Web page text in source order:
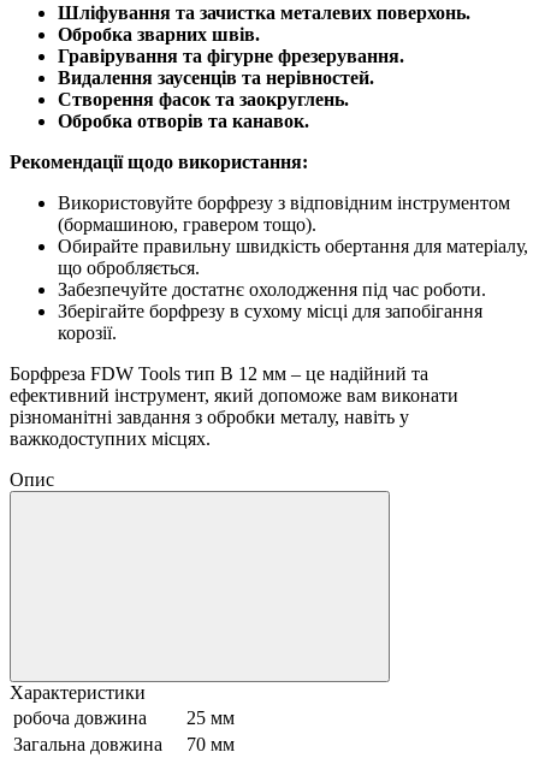
Шліфування та зачистка металевих поверхонь.
Обробка зварних швів.
Гравірування та фігурне фрезерування.
Видалення заусенців та нерівностей.
Створення фасок та заокруглень.
Обробка отворів та канавок.
Рекомендації щодо використання:
Використовуйте борфрезу з відповідним інструментом
(бормашиною, гравером тощо).
Обирайте правильну швидкість обертання для матеріалу,
що обробляється.
Забезпечуйте достатнє охолодження під час роботи.
Зберігайте борфрезу в сухому місці для запобігання
корозії.
Борфреза FDW Tools тип B 12 мм – це надійний та
ефективний інструмент, який допоможе вам виконати
різноманітні завдання з обробки металу, навіть у
важкодоступних місцях.
Опис
Характеристики
робоча довжина
25 мм
Загальна довжина
70 мм